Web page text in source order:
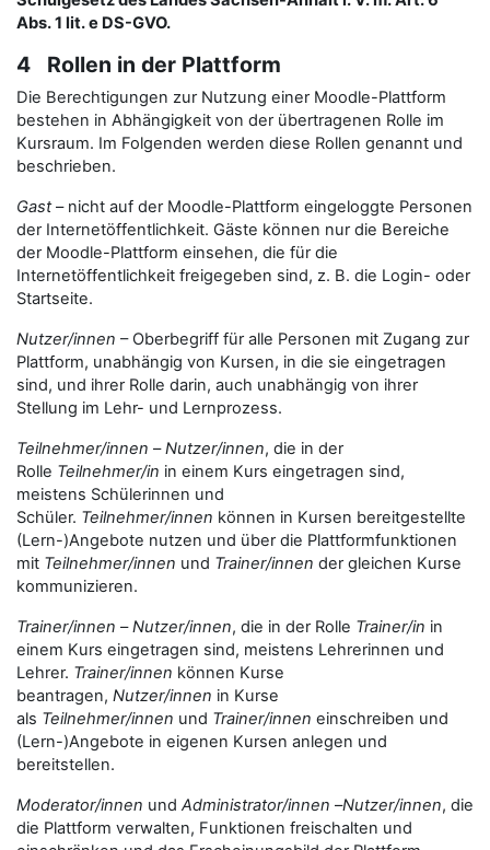
Abs. 1 lit. e DS-GVO.
4 Rollen in der Plattform
Die Berechtigungen zur Nutzung einer Moodle-Plattform
bestehen in Abhängigkeit von der übertragenen Rolle im
Kursraum. Im Folgenden werden diese Rollen genannt und
beschrieben.
Gast– nicht auf der Moodle-Plattform eingeloggte Personen
der Internetöffentlichkeit. Gäste können nur die Bereiche
der Moodle-Plattform einsehen, die für die
Internetöffentlichkeit freigegeben sind, z. B. die Login- oder
Startseite.
Nutzer/innen – Oberbegriff für alle Personen mit Zugang zur
Plattform, unabhängig von Kursen, in die sie eingetragen
sind, und ihrer Rolle darin, auch unabhängig von ihrer
Stellung im Lehr- und Lernprozess.
Teilnehmer/innen –Nutzer/innen, die in der
Rolle Teilnehmer/in in einem Kurs eingetragen sind,
meistens Schülerinnen und
Schüler. Teilnehmer/innen können in Kursen bereitgestellte
(Lern-)Angebote nutzen und über die Plattformfunktionen
mit Teilnehmer/innen und Trainer/innen der gleichen Kurse
kommunizieren.
Trainer/innen –Nutzer/innen, die in der Rolle Trainer/in in
einem Kurs eingetragen sind, meistens Lehrerinnen und
Lehrer. Trainer/innen können Kurse
beantragen, Nutzer/innen in Kurse
als Teilnehmer/innen und Trainer/innen einschreiben und
(Lern-)Angebote in eigenen Kursen anlegen und
bereitstellen.
Moderator/innen und Administrator/innen –Nutzer/innen, die
die Plattform verwalten, Funktionen freischalten und